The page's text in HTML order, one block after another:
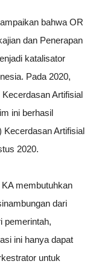
bahwa OR
dan Penerapan
katalisator
Pada 2020,
Artifisial
ini berhasil
Kecerdasan Artifisial
2020.
membutuhkan
dari
pemerintah,
ini hanya dapat
untuk